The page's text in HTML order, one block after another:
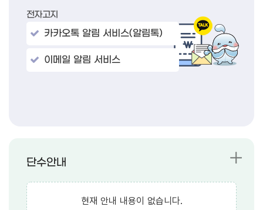
전자고지
카카오톡 알림 서비스(알림톡)
이메일 알림 서비스
단수안내
현재 안내 내용이 없습니다.